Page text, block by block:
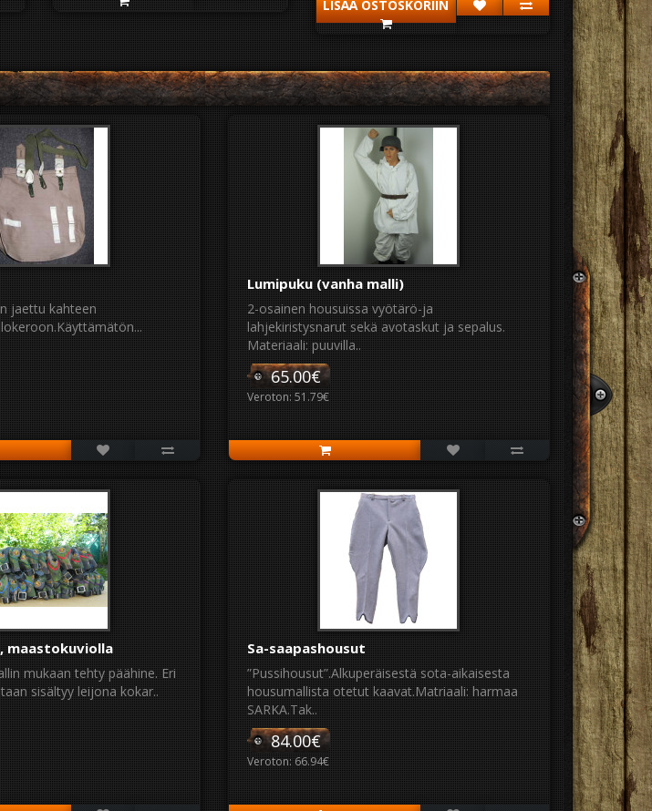
LISÄÄ OSTOSKORIIN
jaettu kahteen
Lumipuku (vanha malli)
2-osainen housuissa vyötärö-ja
lahjekiristysnarut sekä avotaskut ja sepalus.
Materiaali: puuvilla..
65.00€
Veroton: 51.79€
maastokuviolla
mukaan tehty päähine. Eri
sisältyy leijona kokar..
Sa-saapashousut
”Pussihousut”.Alkuperäisestä sota-aikaisesta
housumallista otetut kaavat.Matriaali: harmaa
SARKA.Tak..
84.00€
Veroton: 66.94€